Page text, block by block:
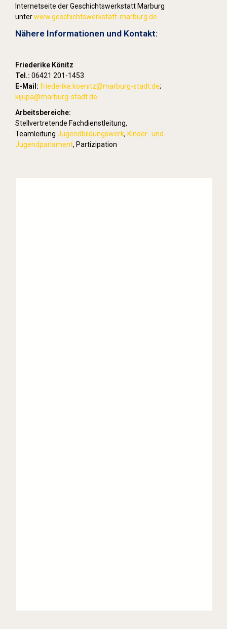
Internetseite der Geschichtswerkstatt Marburg
unterwww.geschichtswerkstatt-marburg.de
Nähere Informationen und Kontakt:
Friederike Könitz
Tel.: 06421 201-1453
E-Mail: friederike.koenitz@marburg-stadt.de;
kijupa@marburg-stadt.de
Arbeitsbereiche:
Stellvertretende Fachdienstleitung,
Teamleitung Jugendbildungswerk, Kinder- und
Jugendparlament, Partizipation